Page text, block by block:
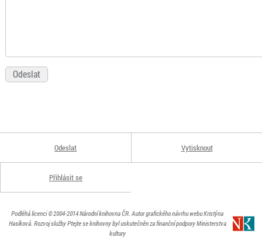
Odeslat Vytisknout
Přihlásit se
Podléhá licenci© 2004-2014Národní knihovna ČR. Autor grafického návrhu webu Kristýna
Hasíková. Rozvoj služby Ptejte se knihovny byl uskutečněn za finanční podpory Ministerstva
kultury